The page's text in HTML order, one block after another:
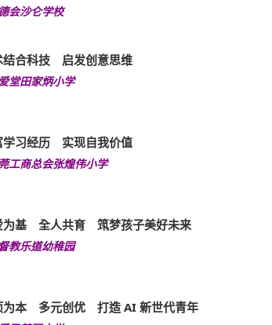
会沙仑学校
结合科技 启发创意思维
堂田家炳小学
学习经历 实现自我价值
工商总会张煌伟小学
为基 全人共育 筑梦孩子美好未来
教乐道幼稚园
为本 多元创优 打造 AI 新世代青年